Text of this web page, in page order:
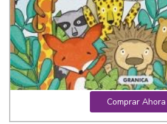
Comprar Ahora